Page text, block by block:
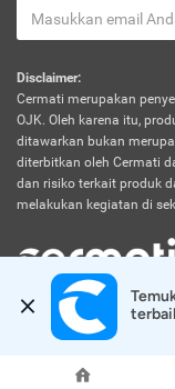
Disclaimer:
Cermati merupakan
OJK. Oleh karena itu,
ditawarkan bukan
diterbitkan oleh Cermati
dan risiko terkait produk
melakukan kegiatan di
© 2026 Cermati. All